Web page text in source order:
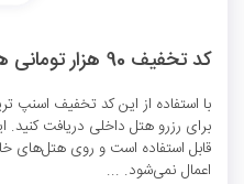
کد تخفیف 90 هزار تومانی هتل داخلی اسنپ تریپ
برای رزرو هتل داخلی دریافت
قابل استفاده است و روی هتل‌های
اعمال نمی‌شود. ...